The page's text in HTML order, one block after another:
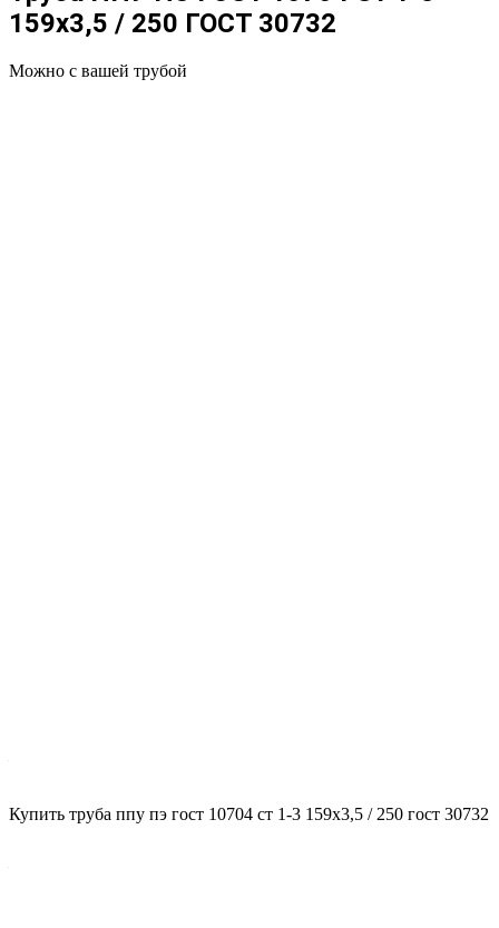
159x3,5 / 250 ГОСТ 30732
Можно с вашей трубой
Купить труба ппу пэ гост 10704 ст 1-3 159x3,5 / 250 гост 30732
Диаметр трубы, мм
?